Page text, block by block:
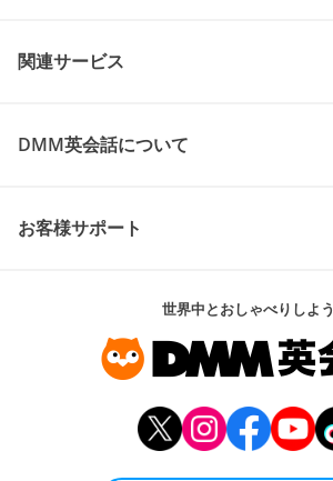
関連サービス
DMM英会話について
お客様サポート
世界中とおしゃべりしよう